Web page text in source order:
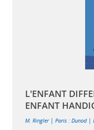
L'ENFANT
ENFANT
M. Ringler | Paris : Dunod|